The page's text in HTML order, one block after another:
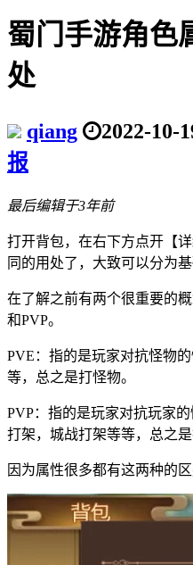
蜀门手游角色
处
qiang 2022-10-
报
最后编辑于3年前
打开背包，在右下方点开【
同的用处了，大致可以分为
在了解之前有两个很重要的
和PVP。
PVE：指的是玩家对抗怪物
等，总之是打怪物。
PVP：指的是玩家对抗玩家
打架，城战打架等等，总之是
因为属性很多都有这两种的